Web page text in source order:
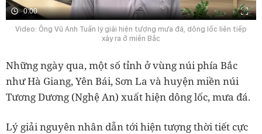
0:00
Video: Ông Vũ Anh Tuấn lý giải hiện tượng mưa đá, dông lốc liên tiếp
xảy ra ở miền Bắc
Những ngày qua, một số tỉnh ở vùng núi phía Bắc
như Hà Giang, Yên Bái, Sơn La và huyện miền núi
Tương Dương (Nghệ An) xuất hiện dông lốc, mưa đá.
Lý giải nguyên nhân dẫn tới hiện tượng thời tiết cực